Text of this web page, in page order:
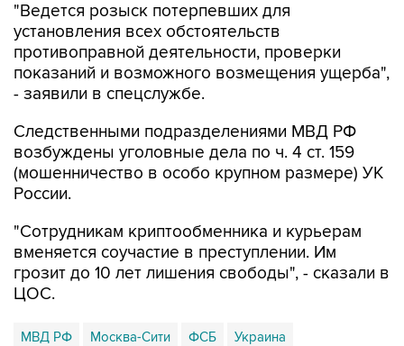
"Ведется розыск потерпевших для
установления всех обстоятельств
противоправной деятельности, проверки
показаний и возможного возмещения ущерба",
- заявили в спецслужбе.
Следственными подразделениями МВД РФ
возбуждены уголовные дела по ч. 4 ст. 159
(мошенничество в особо крупном размере) УК
России.
"Сотрудникам криптообменника и курьерам
вменяется соучастие в преступлении. Им
грозит до 10 лет лишения свободы", - сказали в
ЦОС.
МВД РФ Москва-Сити ФСБ Украина